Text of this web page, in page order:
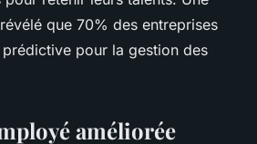
que 70% des entreprises
pour la gestion des
améliorée